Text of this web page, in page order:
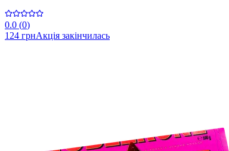
0.0 (0)
124 грнАкція закінчилась